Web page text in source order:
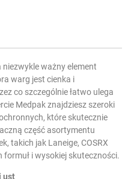
ważny element
warg jest cienka i
co szczególnie łatwo ulega
Medpak znajdziesz szeroki
które skutecznie
część asortymentu
takich jak Laneige, COSRX
i wysokiej skuteczności.
ust